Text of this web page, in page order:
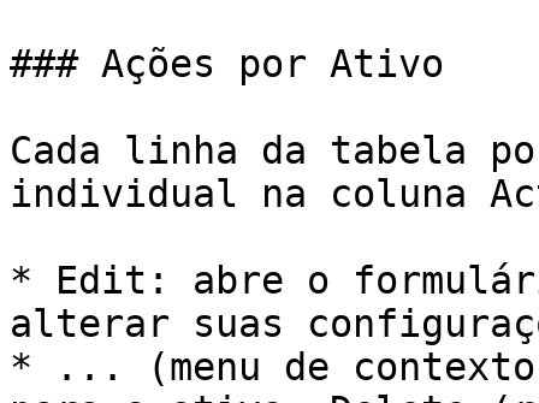
### Ações por Ativo
Cada linha da tabela
individual na coluna
* Edit: abre o
alterar suas
* ... (menu de